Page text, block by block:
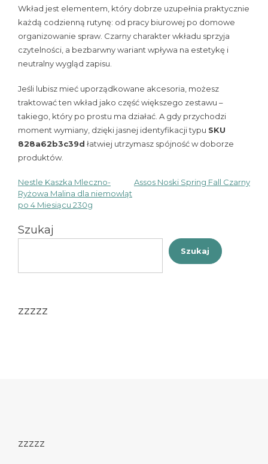
Wkład jest elementem, który dobrze uzupełnia praktycznie
każdą codzienną rutynę: od pracy biurowej po domowe
organizowanie spraw. Czarny charakter wkładu sprzyja
czytelności, a bezbarwny wariant wpływa na estetykę i
neutralny wygląd zapisu.
Jeśli lubisz mieć uporządkowane akcesoria, możesz
traktować ten wkład jako część większego zestawu –
takiego, który po prostu ma działać. A gdy przychodzi
moment wymiany, dzięki jasnej identyfikacji typu SKU
828a62b3c39d łatwiej utrzymasz spójność w doborze
produktów.
Nawigacja
wpisu
Nestle Kaszka Mleczno-
Ryżowa Malina dla niemowląt
po 4 Miesiącu 230g
Assos Noski Spring Fall Czarny
Szukaj
Szukaj
zzzzz
zzzzz